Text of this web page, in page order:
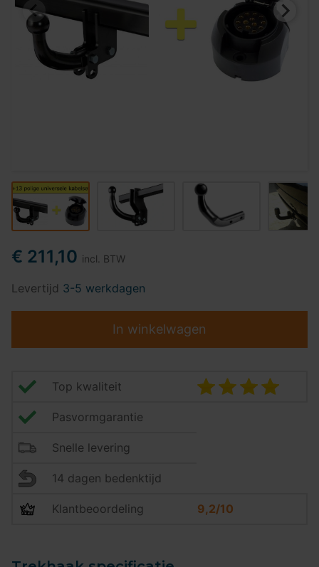
€ 211,10 incl. BTW
Levertijd 3-5 werkdagen
In winkelwagen
Top kwaliteit
Pasvormgarantie
Snelle levering
14 dagen bedenktijd
Klantbeoordeling 9,2/10